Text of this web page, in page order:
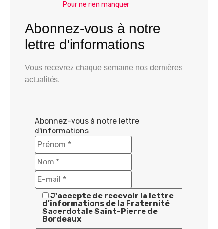
Pour ne rien manquer
Abonnez-vous à notre
lettre d'informations
Vous recevrez chaque semaine nos dernières
actualités.
Abonnez-vous à notre lettre
d'informations
J'accepte de recevoir la lettre
d'informations de la Fraternité
Sacerdotale Saint-Pierre de
Bordeaux